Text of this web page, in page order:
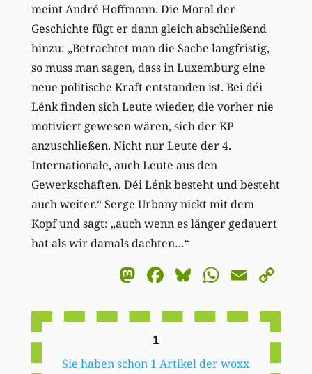
meint André Hoffmann. Die Moral der
Geschichte fügt er dann gleich abschließend
hinzu: „Betrachtet man die Sache langfristig,
so muss man sagen, dass in Luxemburg eine
neue politische Kraft entstanden ist. Bei déi
Lénk finden sich Leute wieder, die vorher nie
motiviert gewesen wären, sich der KP
anzuschließen. Nicht nur Leute der 4.
Internationale, auch Leute aus den
Gewerkschaften. Déi Lénk besteht und besteht
auch weiter.“ Serge Urbany nickt mit dem
Kopf und sagt: „auch wenn es länger gedauert
hat als wir damals dachten…“
Mastodon
Facebook
BlueskyEmail
1
Sie haben schon 1 Artikel der woxx